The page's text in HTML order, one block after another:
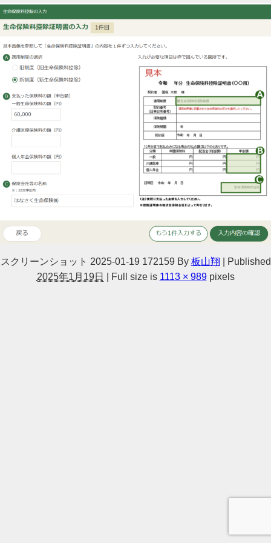
スクリーンショット 2025-01-19 172159 By 板山翔
Published
2025年1月19日
Full size is 1113 × 989pixels